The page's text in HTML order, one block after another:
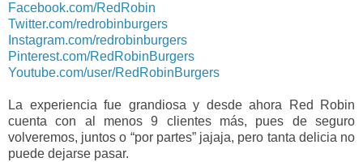
Facebook.com/RedRobin
Twitter.com/redrobinburgers
Instagram.com/redrobinburgers
Pinterest.com/RedRobinBurgers
Youtube.com/user/RedRobinBurgers
La experiencia fue grandiosa y desde ahora Red Robin
cuenta con al menos 9 clientes más, pues de seguro
volveremos, juntos o “por partes” jajaja, pero tanta delicia no
puede dejarse pasar.